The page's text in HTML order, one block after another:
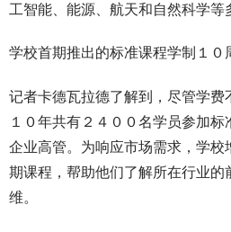
工智能、能源、航天和自然科学等
学校首期推出的标准课程学制１０
记者卡德瓦拉德了解到，尽管学费
１０年共有２４００名学员参加
企业高管。为响应市场需求，学校
期课程，帮助他们了解所在行业的
维。